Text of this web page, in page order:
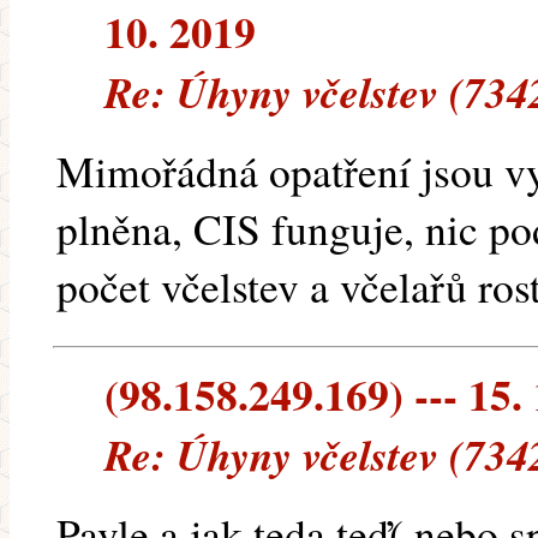
10. 2019
Re: Úhyny včelstev
Mimořádná opatření jsou
plněna, CIS funguje, nic
počet včelstev a včelařů
(98.158.249.169) --- 15.
Re: Úhyny včelstev